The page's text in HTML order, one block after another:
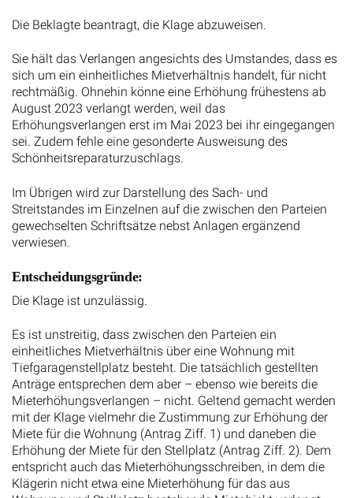
Die Beklagte beantragt, die Klage abzuweisen.
Sie hält das Verlangen angesichts des Umstandes, dass es
sich um ein einheitliches Mietverhältnis handelt, für nicht
rechtmäßig. Ohnehin könne eine Erhöhung frühestens ab
August 2023 verlangt werden, weil das
Erhöhungsverlangen erst im Mai 2023 bei ihr eingegangen
sei. Zudem fehle eine gesonderte Ausweisung des
Schönheitsreparaturzuschlags.
Im Übrigen wird zur Darstellung des Sach- und
Streitstandes im Einzelnen auf die zwischen den Parteien
gewechselten Schriftsätze nebst Anlagen ergänzend
verwiesen.
Entscheidungsgründe:
Die Klage ist unzulässig.
Es ist unstreitig, dass zwischen den Parteien ein
einheitliches Mietverhältnis über eine Wohnung mit
Tiefgaragenstellplatz besteht. Die tatsächlich gestellten
Anträge entsprechen dem aber – ebenso wie bereits die
Mieterhöhungsverlangen – nicht. Geltend gemacht werden
mit der Klage vielmehr die Zustimmung zur Erhöhung der
Miete für die Wohnung (Antrag Ziff. 1) und daneben die
Erhöhung der Miete für den Stellplatz (Antrag Ziff. 2). Dem
entspricht auch das Mieterhöhungsschreiben, in dem die
Klägerin nicht etwa eine Mieterhöhung für das aus